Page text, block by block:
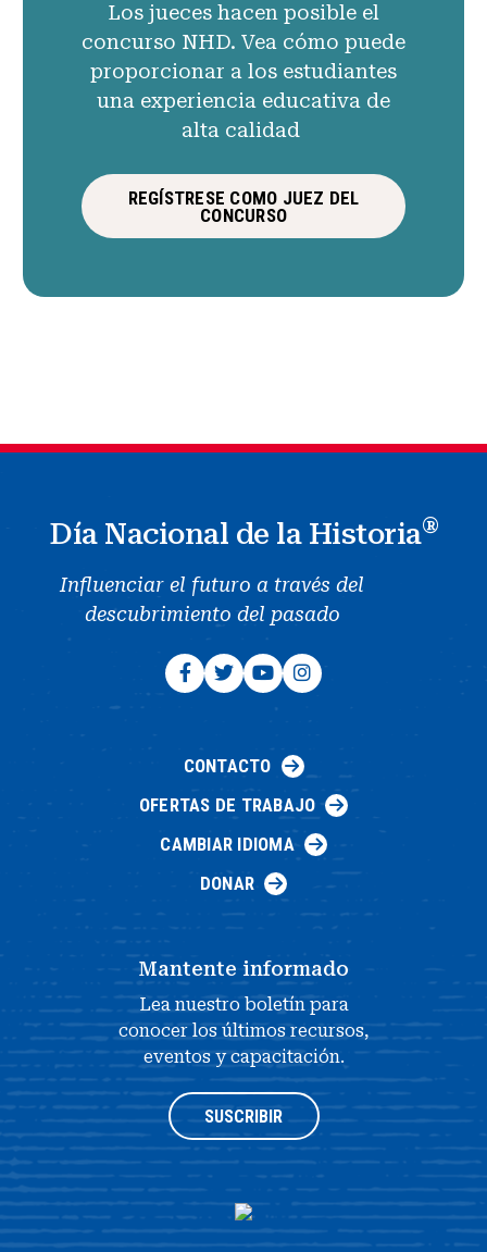
Los jueces hacen posible el
concurso NHD. Vea cómo puede
proporcionar a los estudiantes
una experiencia educativa de
alta calidad
REGÍSTRESE COMO JUEZ DEL
CONCURSO
Día Nacional de la Historia®
Influenciar el futuro a través del
descubrimiento del pasado
CONTACTO
OFERTAS DE TRABAJO
CAMBIAR IDIOMA
DONAR
Mantente informado
Lea nuestro boletín para
conocer los últimos recursos,
eventos y capacitación.
SUSCRIBIR